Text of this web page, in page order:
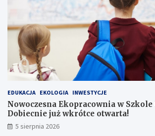
EDUKACJA EKOLOGIA INWESTYCJE
Nowoczesna Ekopracownia w Szkole
Dobiecnie już wkrótce otwarta!
5 sierpnia 2026